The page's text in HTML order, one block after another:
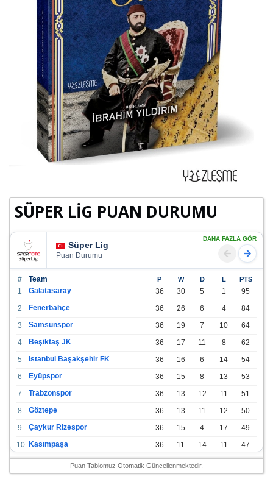
SÜPER LİG PUAN DURUMU
Süper Lig
Puan Durumu
DAHA FAZLA GÖR
# Team P W D L PTS
1 Galatasaray 36 30 5 1
95
2
Fenerbahçe 36 26 6 4
84
3
Samsunspor 36 19 7 10
64
4
Beşiktaş JK 36 17 11 8
62
5
İstanbul Başakşehir FK 36 16 6 14
54
6
Eyüpspor 36 15 8 13
53
7
Trabzonspor 36 13 12 11
51
8
Göztepe 36 13 11 12
50
9
Çaykur Rizespor 36 15 4 17
49
10 Kasımpaşa 36 11 14 11
47
Konyaspor Puan Tablomuz Otomatik Güncellenmektedir.